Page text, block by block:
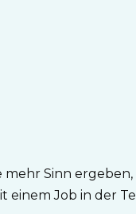
Sinn
einem Job in der